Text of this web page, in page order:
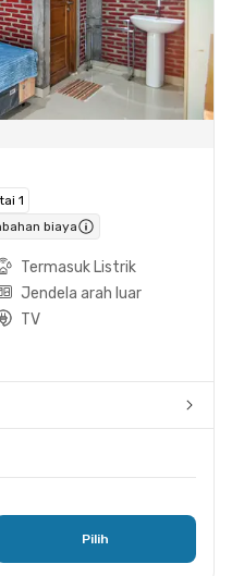
1
biaya
Termasuk Listrik
Jendela arah luar
TV
Pilih